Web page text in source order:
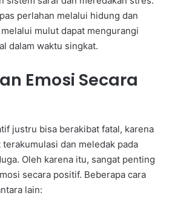
perlahan melalui hidung dan
mulut dapat mengurangi
dalam waktu singkat.
Emosi Secara
justru bisa berakibat fatal, karena
dan meledak pada
Oleh karena itu, sangat penting
secara positif. Beberapa cara
lain: